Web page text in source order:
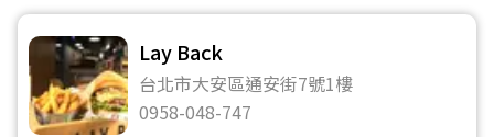
Lay Back
台北市大安區通安街7號1樓
0958-048-747